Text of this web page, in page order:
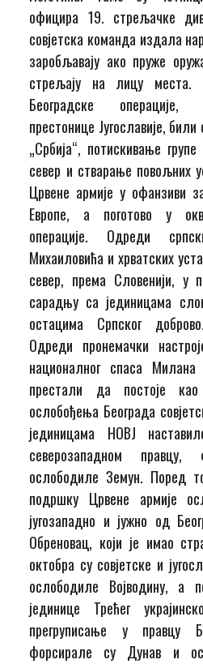
официра 19. стрељачке
совјетска команда издала
заробљавају ако пруже
стрељају на лицу места.
Београдске
престонице Југославије, били
„Србија“, потискивање
север и стварање повољних
Црвене армије у офанзиви
Европе, а поготово у
операције. Одреди
Михаиловића и хрватских
север, према Словенији, у
сарадњу са јединицама
остацима Српског
Одреди пронемачки
националног спаса
престали да постоје
ослобођења Београда
јединицама НОВЈ
северозападном
ослободиле Земун. Поред
подршку Црвене армије
југозападно и јужно од
Обреновац, који је имао
октобра су совјетске и
ослободиле Војводину, а
јединице Трећег
прегруписање у правцу
форсирале су Дунав и